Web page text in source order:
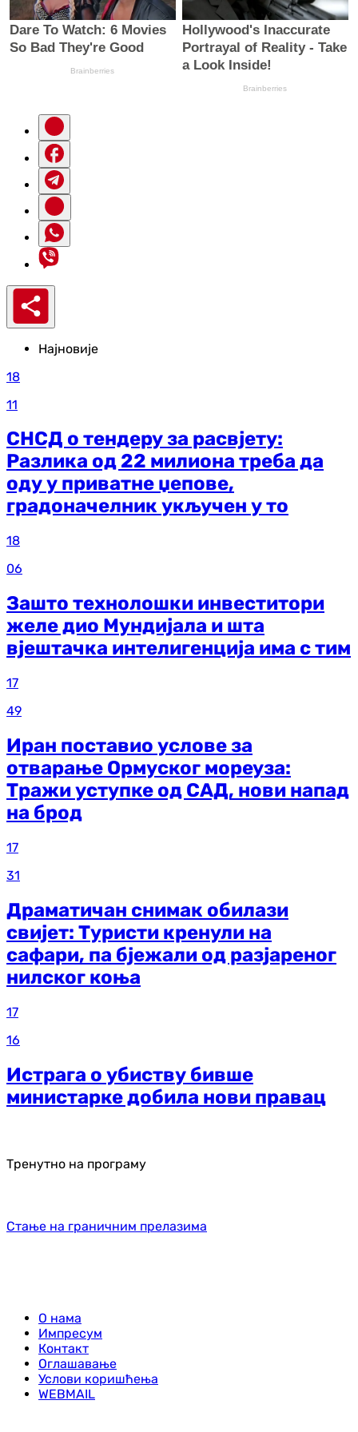
Најновије
18
11
СНСД о тендеру за расвјету:
Разлика од 22 милиона треба да
оду у приватне џепове,
градоначелник укључен у то
18
06
Зашто технолошки инвеститори
желе дио Мундијала и шта
вјештачка интелигенција има с тим
17
49
Иран поставио услове за
отварање Ормуског мореуза:
Тражи уступке од САД, нови напад
на брод
17
31
Драматичан снимак обилази
свијет: Туристи кренули на
сафари, па бјежали од разјареног
нилског коња
17
16
Истрага о убиству бивше
министарке добила нови правац
Тренутно на програму
Стање на граничним прелазима
О нама
Импресум
Контакт
Оглашавање
Услови коришћења
WEBMAIL